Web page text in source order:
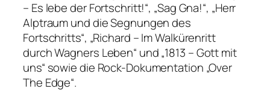
– Es lebe der Fortschritt!“, „Sag Gna!“, „Herr
Alptraum und die Segnungen des
Fortschritts“, „Richard – Im Walkürenritt
durch Wagners Leben“ und „1813 – Gott mit
uns“ sowie die Rock-Dokumentation „Over
The Edge“.